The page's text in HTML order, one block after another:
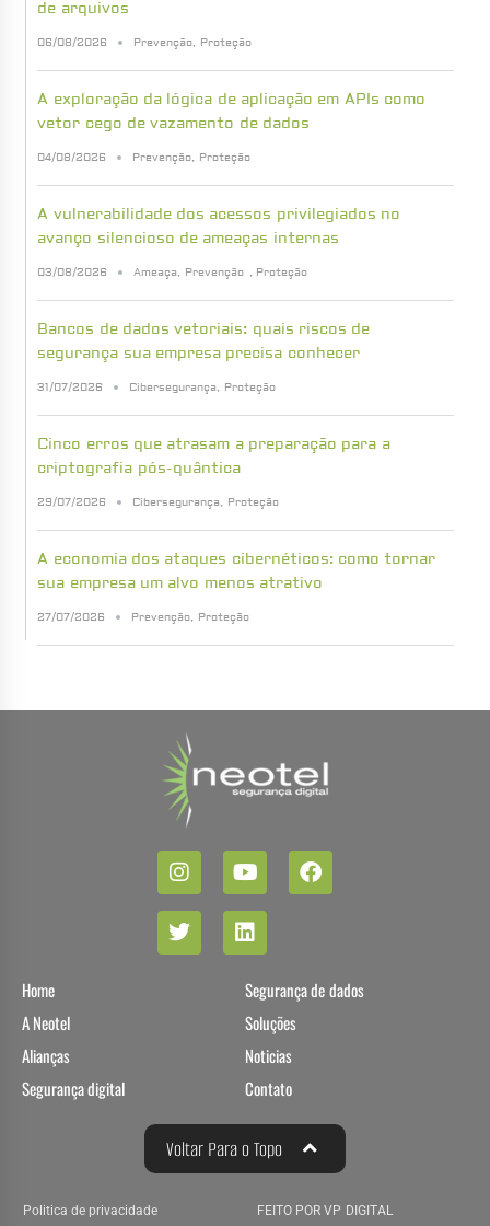
de arquivos
06/08/2026 Prevenção, Proteção
A exploração da lógica de aplicação em APIs como
vetor cego de vazamento de dados
04/08/2026 Prevenção, Proteção
A vulnerabilidade dos acessos privilegiados no
avanço silencioso de ameaças internas
03/08/2026 Ameaça, Prevenção , Proteção
Bancos de dados vetoriais: quais riscos de
segurança sua empresa precisa conhecer
31/07/2026 Cibersegurança, Proteção
Cinco erros que atrasam a preparação para a
criptografia pós-quântica
29/07/2026 Cibersegurança, Proteção
A economia dos ataques cibernéticos: como tornar
sua empresa um alvo menos atrativo
27/07/2026 Prevenção, Proteção
Home
A Neotel
Alianças
Segurança digital
Segurança de dados
Soluções
Noticias
Contato
Voltar Para o Topo
Politica de privacidade FEITO POR VP DIGITAL